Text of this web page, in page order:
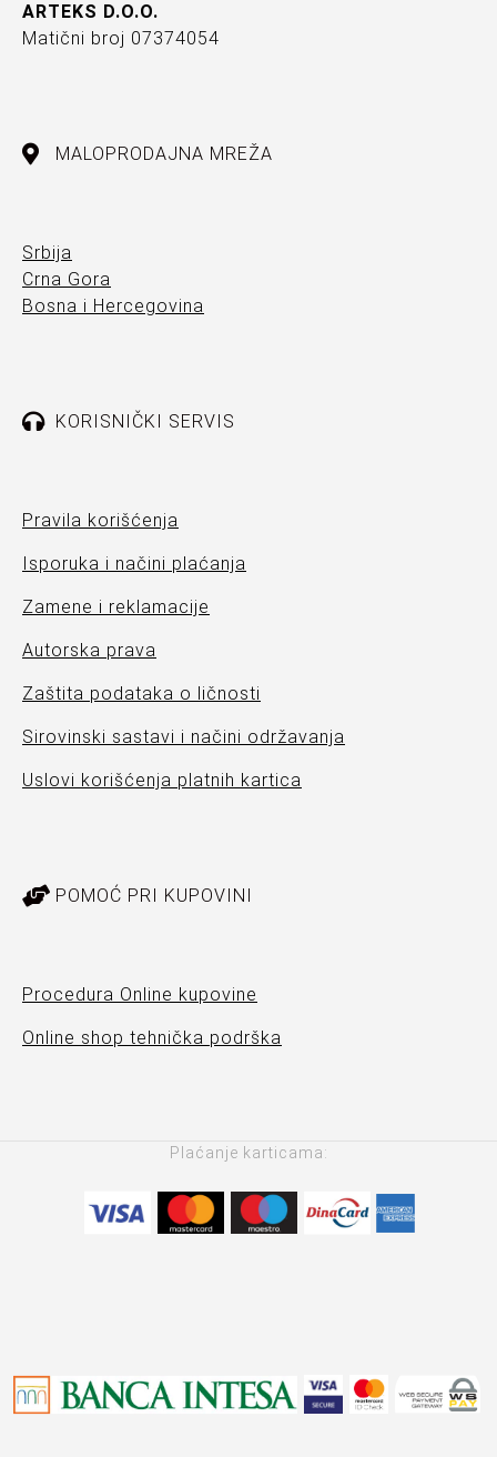
ARTEKS D.O.O.
Matični broj 07374054
MALOPRODAJNA MREŽA
Srbija
Crna Gora
Bosna i Hercegovina
KORISNIČKI SERVIS
Pravila korišćenja
Isporuka i načini plaćanja
Zamene i reklamacije
Autorska prava
Zaštita podataka o ličnosti
Sirovinski sastavi i načini održavanja
Uslovi korišćenja platnih kartica
POMOĆ PRI KUPOVINI
Procedura Online kupovine
Online shop tehnička podrška
Plaćanje karticama: